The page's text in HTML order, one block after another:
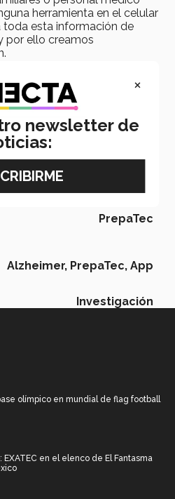
herramienta en el celular
toda esta información de
por ello creamos
esta primera versión de la
siguen trabajando con el
mejorándola y con ella la
aquejadas de esta
PrepaTec
Alzheimer, PrepaTec, App
Investigación
olímpico en mundial de flag football
EXATEC en el elenco de El Fantasma
×
newsletter de